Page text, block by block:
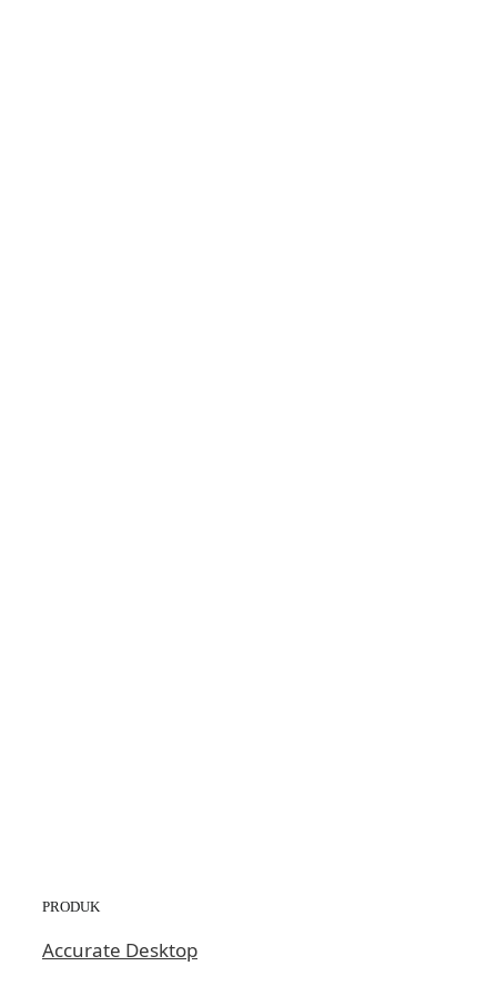
PRODUK
Accurate Desktop